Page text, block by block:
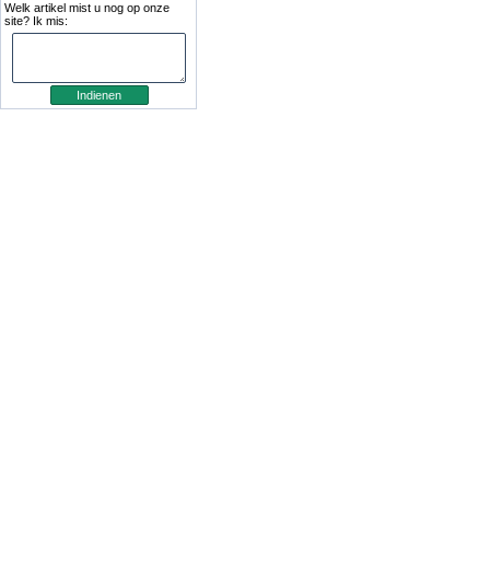
Welk artikel mist u nog op onze
site? Ik mis: